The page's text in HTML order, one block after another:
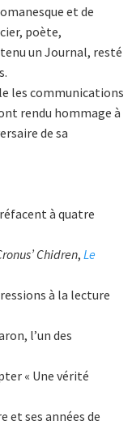
et de
poète,
un Journal, resté
les communications
rendu hommage à
de sa
à quatre
Chidren, Le
à la lecture
l’un des
« Une vérité
et ses années de